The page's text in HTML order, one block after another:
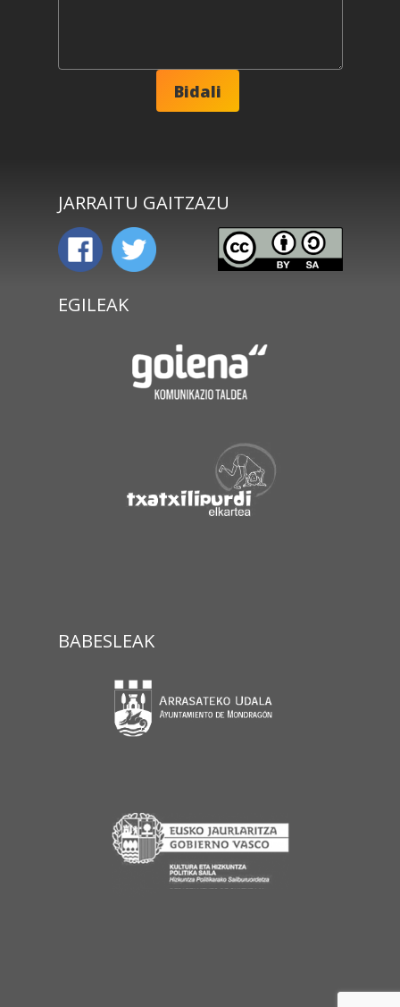
JARRAITU GAITZAZU
EGILEAK
BABESLEAK